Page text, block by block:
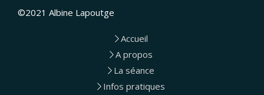
©2021 Albine Lapoutge
Accueil
A propos
La séance
Infos pratiques